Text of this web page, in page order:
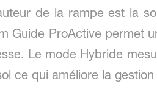
de la rampe est la
Guide ProActive permet
Le mode Hybride
ce qui améliore la